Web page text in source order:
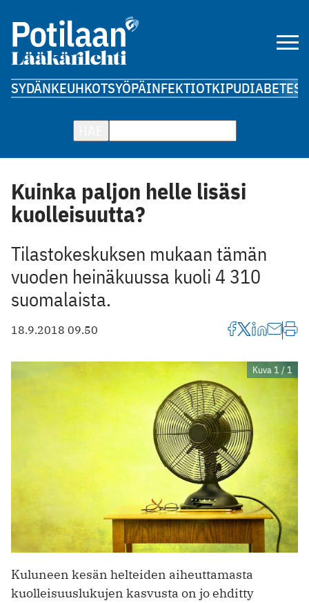
SYDÄNKEUHKOTSYÖPÄINFEKTIOTKIPUDIABETES
Kuinka paljon helle lisäsi
kuolleisuutta?
Tilastokeskuksen mukaan tämän
vuoden heinäkuussa kuoli 4 310
suomalaista.
18.9.2018 09.50
Kuva 1 / 1
Kuluneen kesän helteiden aiheuttamasta
kuolleisuuslukujen kasvusta on jo ehditty